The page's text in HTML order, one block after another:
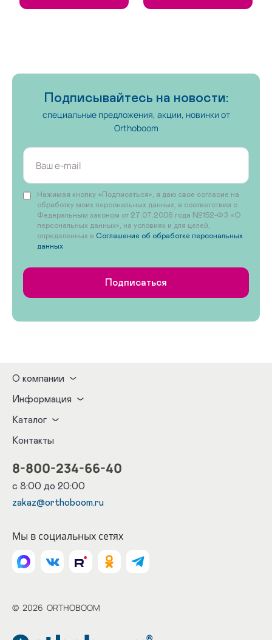
Подписывайтесь на новости:
специальные предложения, акции, новинки от
Orthoboom
Нажимая кнопку «Подписаться», я даю свое согласие на
обработку моих персональных данных, в соответствии с
Федеральным законом от 27.07.2006 года №152-ФЗ «О
персональных данных», на условиях и для целей,
определенных в Соглашение об обработке персональных
данных
Подписаться
О компании
Информация
Каталог
Контакты
8-800-234-66-40
с 8:00 до 20:00
zakaz@orthoboom.ru
Мы в социальных сетях
© 2026 ORTHOBOOM